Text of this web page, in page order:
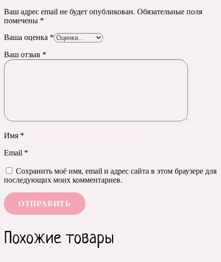
Ваш адрес email не будет опубликован. Обязательные поля
помечены *
Ваша оценка *
Ваш отзыв *
Имя *
Email *
Сохранить моё имя, email и адрес сайта в этом браузере для
последующих моих комментариев.
Похожие товары